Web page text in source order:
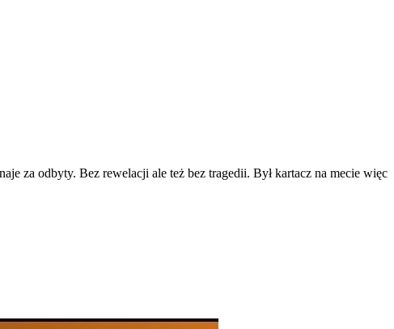
za odbyty. Bez rewelacji ale też bez tragedii. Był kartacz na mecie więc